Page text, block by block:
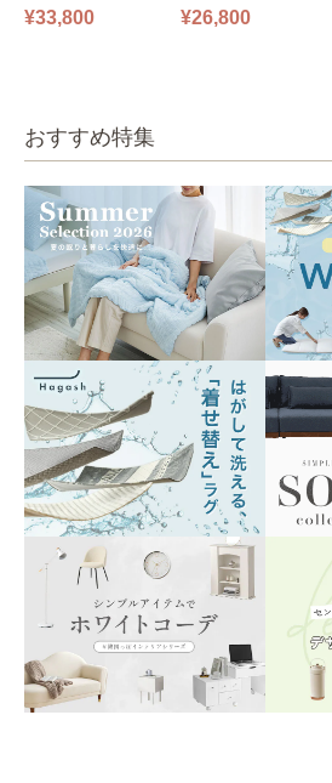
ファ フロアソファ 幅14
¥33,800
ファ フロアソファ 幅10
¥26,800
おすすめ特集